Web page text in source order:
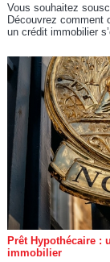
Vous souhaitez
Découvrez comment
un crédit immobilier
Prêt Hypothécaire :
immobilier